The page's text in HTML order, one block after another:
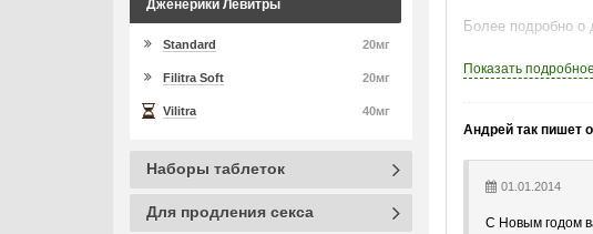
Более подробно о
Почувствуйте
Выбор
Показать
Андрей так пишет
01.01.2014
С Новым годом
Дженерики Левитры
20мг
Standard
20мг
Filitra Soft
40мг
Vilitra
Наборы таблеток
Для продления секса